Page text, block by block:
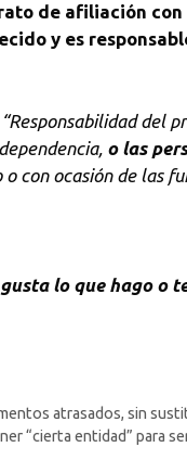
de afiliación
y es
“Responsabilidad del
o las
con ocasión de las
lo que hago
atrasados, sin
“cierta entidad” para